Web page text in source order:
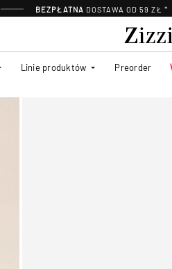
BEZPŁATNA DOSTAWA OD 59 ZŁ *
Linie produktów Preorder